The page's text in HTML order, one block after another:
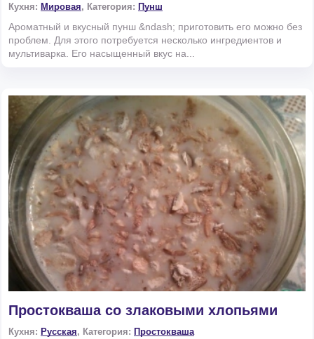
Кухня: Мировая, Категория: Пунш
Ароматный и вкусный пунш &ndash; приготовить его можно без
проблем. Для этого потребуется несколько ингредиентов и
мультиварка. Его насыщенный вкус на...
Простокваша со злаковыми хлопьями
Кухня: Русская, Категория: Простокваша